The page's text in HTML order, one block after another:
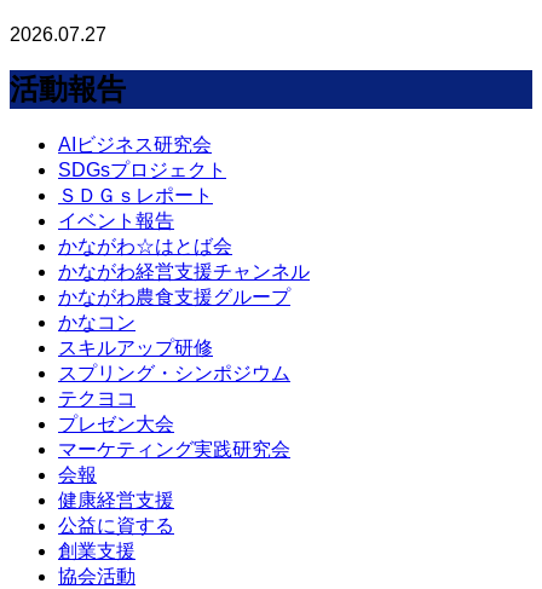
2026.07.27
活動報告
AIビジネス研究会
SDGsプロジェクト
ＳＤＧｓレポート
イベント報告
かながわ☆はとば会
かながわ経営支援チャンネル
かながわ農食支援グループ
かなコン
スキルアップ研修
スプリング・シンポジウム
テクヨコ
プレゼン大会
マーケティング実践研究会
会報
健康経営支援
公益に資する
創業支援
協会活動